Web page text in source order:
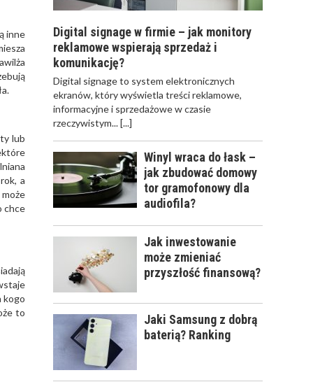
inne
lub
a
chce
kogo
to
Digital signage w firmie – jak monitory
reklamowe wspierają sprzedaż i
komunikację?
​Digital signage to system elektronicznych
ekranów, który wyświetla treści reklamowe,
informacyjne i sprzedażowe w czasie
rzeczywistym...[...]
Winyl wraca do łask –
jak zbudować domowy
tor gramofonowy dla
audiofila?
Jak inwestowanie
może zmieniać
przyszłość finansową?
Jaki Samsung z dobrą
baterią? Ranking